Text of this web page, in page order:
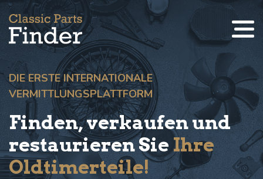
DIE ERSTE INTERNATIONALE
VERMITTLUNGSPLATTFORM
Finden, verkaufen und
restaurieren Sie Ihre
Oldtimerteile!